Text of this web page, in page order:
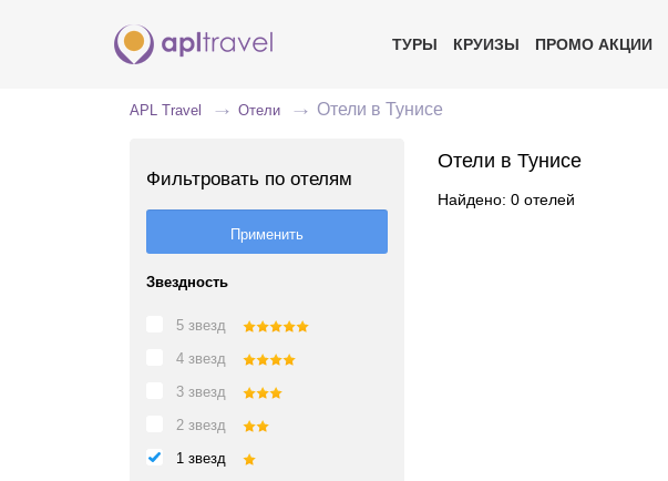
ТУРЫ КРУИЗЫ ПРОМО АКЦИИ
APL Travel Отели Отели в Тунисе
Фильтровать по отелям
Звездность
5 звезд
4 звезд
3 звезд
2 звезд
1 звезд
Отели в Тунисе
Найдено: 0 отелей